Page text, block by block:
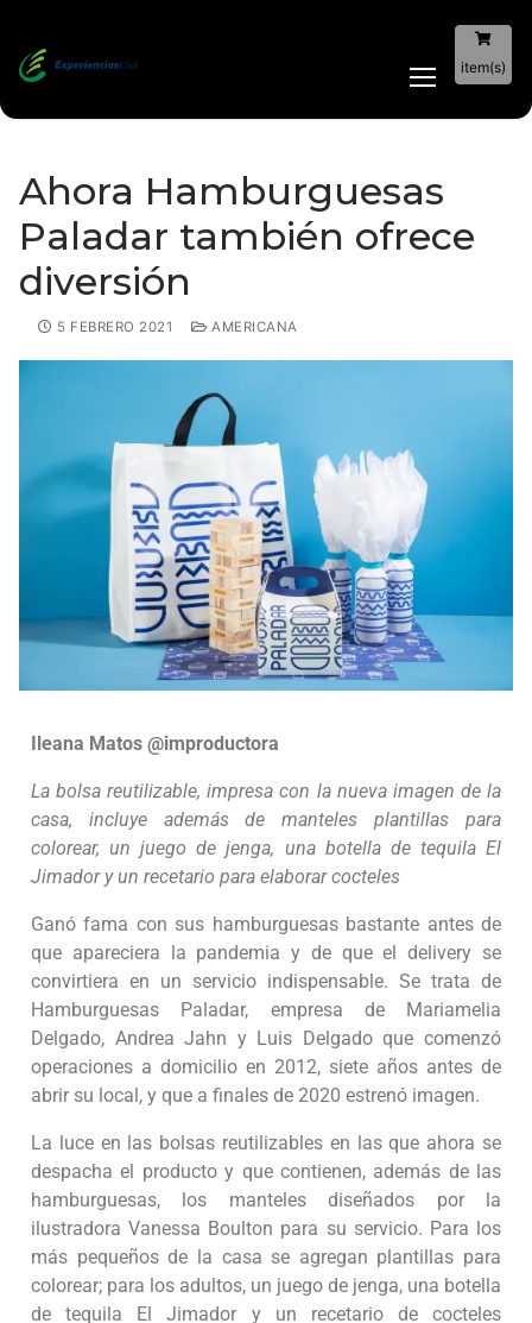
item(s)
Ahora Hamburguesas
Paladar también ofrece
diversión
5 FEBRERO 2021 AMERICANA
Ileana Matos @improductora
La bolsa reutilizable, impresa con la nueva imagen de la
casa, incluye además de manteles plantillas para
colorear, un juego de jenga, una botella de tequila El
Jimador y un recetario para elaborar cocteles
Ganó fama con sus hamburguesas bastante antes de
que apareciera la pandemia y de que el delivery se
convirtiera en un servicio indispensable. Se trata de
Hamburguesas Paladar, empresa de Mariamelia
Delgado, Andrea Jahn y Luis Delgado que comenzó
operaciones a domicilio en 2012, siete años antes de
abrir su local, y que a finales de 2020 estrenó imagen.
La luce en las bolsas reutilizables en las que ahora se
despacha el producto y que contienen, además de las
hamburguesas, los manteles diseñados por la
ilustradora Vanessa Boulton para su servicio. Para los
más pequeños de la casa se agregan plantillas para
colorear; para los adultos, un juego de jenga, una botella
de tequila El Jimador y un recetario de cocteles